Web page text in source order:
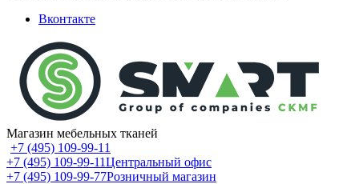
Вконтакте
Магазин мебельных тканей
+7 (495) 109-99-11
+7 (495) 109-99-11Центральный офис
+7 (495) 109-99-77Розничный магазин